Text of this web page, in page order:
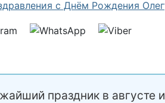
праздник в августе и